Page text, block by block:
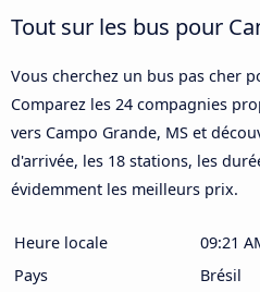
Tout sur les bus pour
Vous cherchez un bus pas cher
Comparez les 24 compagnies
vers Campo Grande, MS et
d'arrivée, les 18 stations, les
évidemment les meilleurs prix.
Heure locale
09:21
Pays
Brésil